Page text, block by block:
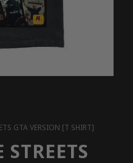
GTA VERSION [T SHIRT]